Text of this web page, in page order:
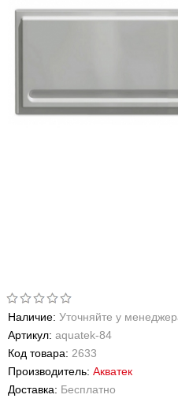
Наличие: Уточняйте у
Артикул: aquatek-84
Код товара: 2633
Производитель: Акватек
Доставка: Бесплатно